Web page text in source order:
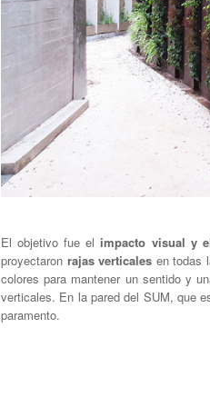
El objetivo fue el impacto visual y
proyectaron rajas verticales en todas
colores para mantener un sentido y
verticales. En la pared del SUM, que
paramento.